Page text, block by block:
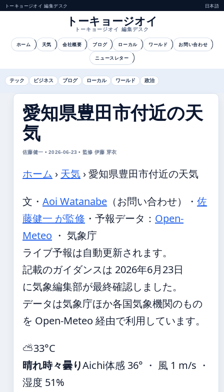
トーキョージオイ 編集デスク 日本語
トーキョージオイ
トーキョージオイ 編集デスク
ホーム 天気 会社概要 ブログ ローカル ワールド お問い合わせ
ニュースレター
テック ビジネス ブログ ローカル ワールド 政治
愛知県豊田市付近の天
気
佐藤健一 • 2026-06-23 • 監修 伊藤 芽衣
ホーム › 天気 ›愛知県豊田市付近の天気
文・ Aoi Watanabe （お問い合わせ） ・ 佐
藤健一 が監修 ・ 予報データ： Open-
Meteo ・ 気象庁
ライブ予報は自動更新されます。
記載のガイダンスは 2026年6月23日
に気象編集部が最終確認しました。
データは気象庁ほか各国気象機関のもの
を Open-Meteo 経由で利用しています。
⛅33°C
晴れ時々曇りAichi体感 36° ・ 風 1 m/s ・
湿度 51%